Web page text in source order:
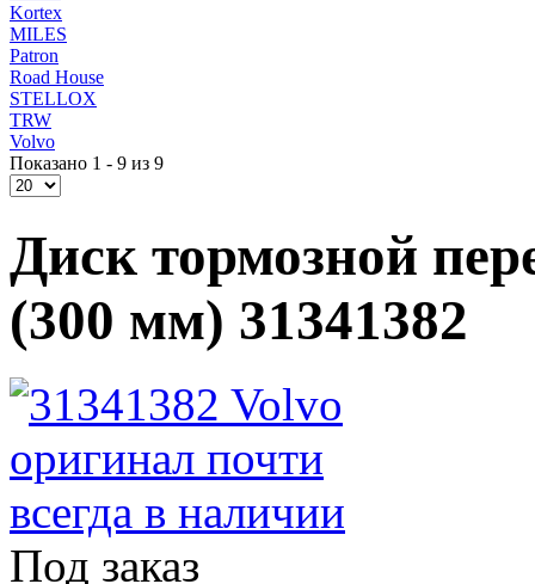
Kortex
MILES
Patron
Road House
STELLOX
TRW
Volvo
Показано 1 - 9 из 9
Диск тормозной
(300 мм) 31341382
Под заказ